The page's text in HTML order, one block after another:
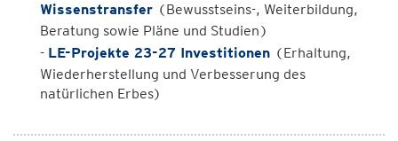
Wissenstransfer (Bewusstseins-, Weiterbildung,
Beratung sowie Pläne und Studien)
- LE-Projekte 23-27 Investitionen (Erhaltung,
Wiederherstellung und Verbesserung des
natürlichen Erbes)